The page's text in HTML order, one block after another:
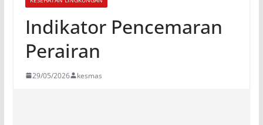
Indikator Pencemaran
Perairan
29/05/2026 kesmas